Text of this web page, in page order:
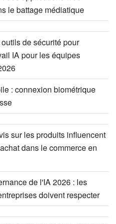
le battage médiatique
de sécurité pour
IA pour les équipes
: connexion biométrique
sur les produits influencent
dans le commerce en
de l'IA 2026 : les
doivent respecter